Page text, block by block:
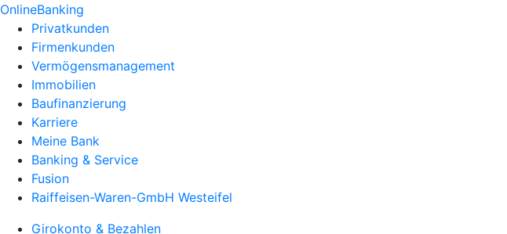
OnlineBanking
Privatkunden
Firmenkunden
Vermögensmanagement
Immobilien
Baufinanzierung
Karriere
Meine Bank
Banking & Service
Fusion
Raiffeisen-Waren-GmbH Westeifel
Girokonto & Bezahlen